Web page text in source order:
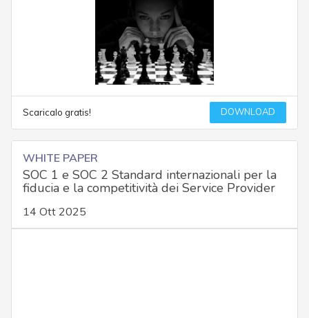
Scaricalo gratis! DOWNLOAD
WHITE PAPER
SOC 1 e SOC 2 Standard internazionali per la
fiducia e la competitività dei Service Provider
14 Ott 2025